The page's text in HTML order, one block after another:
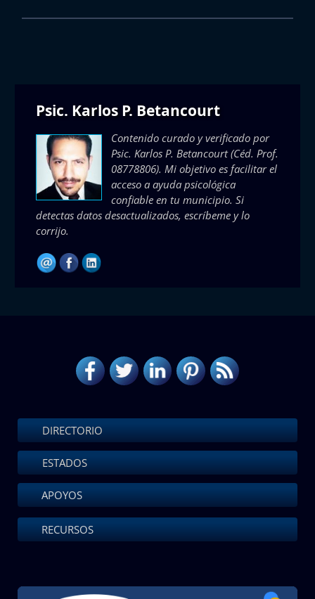
Psic. Karlos P. Betancourt
Contenido curado y verificado por
Psic. Karlos P. Betancourt(Céd. Prof.
08778806). Mi objetivo es facilitar el
acceso a ayuda psicológica
confiable en tu municipio. Si
detectas datos desactualizados, escríbeme y lo
corrijo.
DIRECTORIO
ESTADOS
APOYOS
RECURSOS